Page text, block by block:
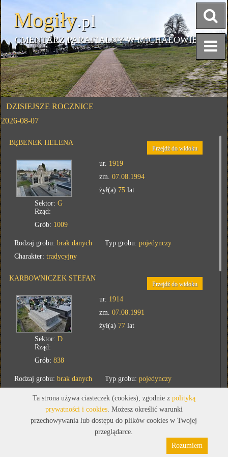
Mogiły.pl
CMENTARZ PARAFIALNY W MICHAŁOWIE
DZISIEJSZE ROCZNICE
2026-08-07
BĘBENEK HELENA
Przejdź do widoku
ur. 1919
zm.07.08.1994
żył(a) 75 lat
Sektor:G
Rząd:
Grób: 1009
Rodzaj grobu:brak danych Typ grobu:pojedynczy
Charakter:tradycyjny
KARBOWNICZEK STEFAN
Przejdź do widoku
ur. 1914
zm.07.08.1991
żył(a) 77 lat
Sektor:D
Rząd:
Grób:838
Rodzaj grobu:brak danych Typ grobu:pojedynczy
KRAWCZYK DANUTA
Przejdź do widoku
ur.1964
Pliki cookies
Ta strona używa ciasteczek (cookies), zgodnie z polityką
prywatności i cookies. Możesz określić warunki
przechowywania lub dostępu do plików cookies w Twojej
przeglądarce.
Rozumiem